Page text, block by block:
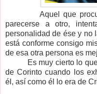
Aquel que
parecerse a otro,
personalidad de ése y no
está conforme consigo
de esa otra persona es
Es muy cierto lo que
de Corinto cuando los
él, así como él lo era de